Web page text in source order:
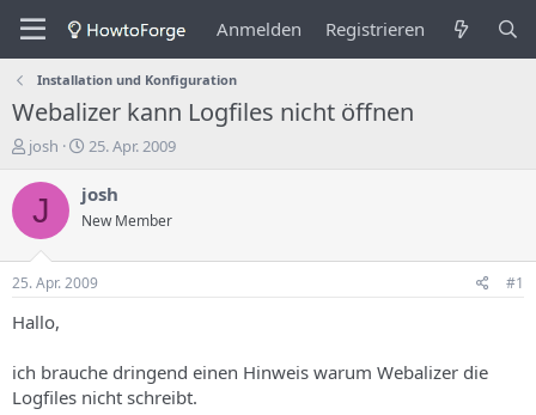
Anmelden Registrieren
Installation und Konfiguration
Webalizer kann Logfiles nicht öffnen
E
s
e
e
r
s
T
josh
E
s
e
l
u
d
a
25. Apr. 2009
J josh
New Member
25. Apr. 2009 #1
Hallo,
ich brauche dringend einen Hinweis warum Webalizer die
Logfiles nicht schreibt.